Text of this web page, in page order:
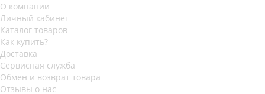
О компании
Личный кабинет
Каталог товаров
Как купить?
Доставка
Сервисная служба
Обмен и возврат товара
Отзывы о нас